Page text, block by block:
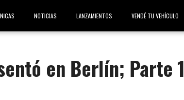
NOTICIAS LANZAMIENTOS VENDÉ TU VEHÍCULO
en Berlín; Parte 1